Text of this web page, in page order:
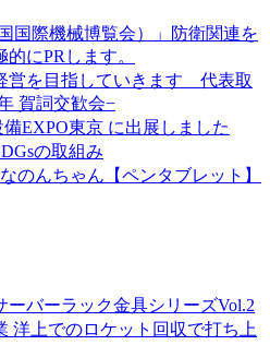
国際機械博覧会）」防衛関連を
にPRします。
営を目指していきます 代表取
賀詞交歓会−
EXPO東京 に出展しました
の取組み
のんちゃん【ペンタブレット】
ーバーラック金具シリーズVol.2
洋上でのロケット回収で打ち上